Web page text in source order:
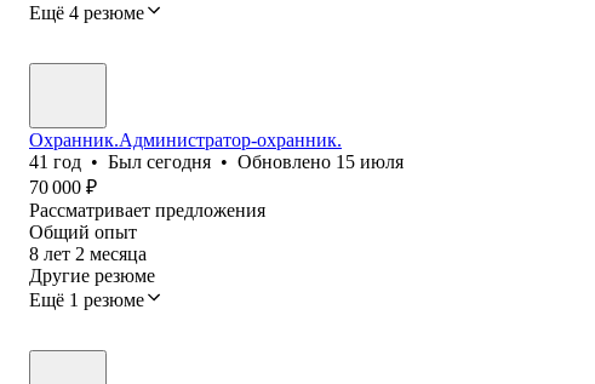
Ещё 4 резюме
Охранник.Администратор-охранник.
41 год • Был сегодня • Обновлено 15 июля
70 000 ₽
Рассматривает предложения
Общий опыт
8 лет 2 месяца
Другие резюме
Ещё 1 резюме